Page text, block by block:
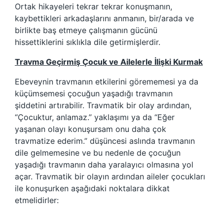
Ortak hikayeleri tekrar tekrar konuşmanın,
kaybettikleri arkadaşlarını anmanın, bir/arada ve
birlikte baş etmeye çalışmanın gücünü
hissettiklerini sıklıkla dile getirmişlerdir.
Travma Geçirmiş Çocuk ve Ailelerle İlişki Kurmak
Ebeveynin travmanın etkilerini görememesi ya da
küçümsemesi çocuğun yaşadığı travmanın
şiddetini artırabilir. Travmatik bir olay ardından,
“Çocuktur, anlamaz.” yaklaşımı ya da “Eğer
yaşanan olayı konuşursam onu daha çok
travmatize ederim.” düşüncesi aslında travmanın
dile gelmemesine ve bu nedenle de çocuğun
yaşadığı travmanın daha yaralayıcı olmasına yol
açar. Travmatik bir olayın ardından aileler çocukları
ile konuşurken aşağıdaki noktalara dikkat
etmelidirler: